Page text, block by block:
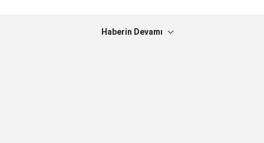
Haberin Devamı